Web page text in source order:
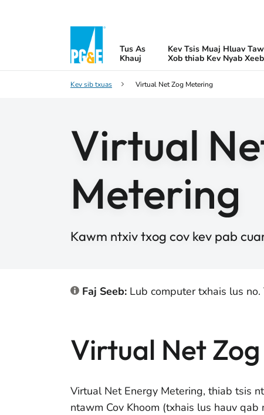
Tus As
Khauj
Kev Tsis Muaj Hluav
Xob thiab Kev Nyab Xeeb
Kev sib txuas Virtual Net Zog Metering
Virtual
Metering
Kawm ntxiv txog cov kev pab
Faj Seeb: Lub computer txhais lus
Virtual Net
Virtual Net Energy Metering, thiab tsis
ntawm Cov Khoom (txhais lus hauv